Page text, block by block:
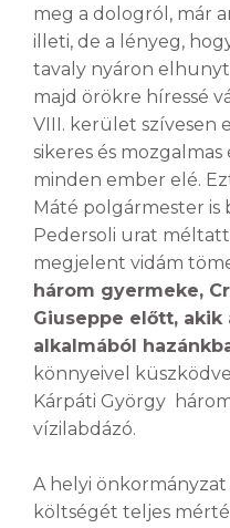
meg a dologról, már
illeti, de a lényeg,
tavaly nyáron
majd örökre híressé
VIII. kerület szívesen
sikeres és
minden ember elé.
Máté polgármester is
Pedersoli urat
megjelent vidám
három gyermeke,
Giuseppe előtt, akik
alkalmából
könnyeivel
Kárpáti György
vízilabdázó.
A helyi
költségét teljes